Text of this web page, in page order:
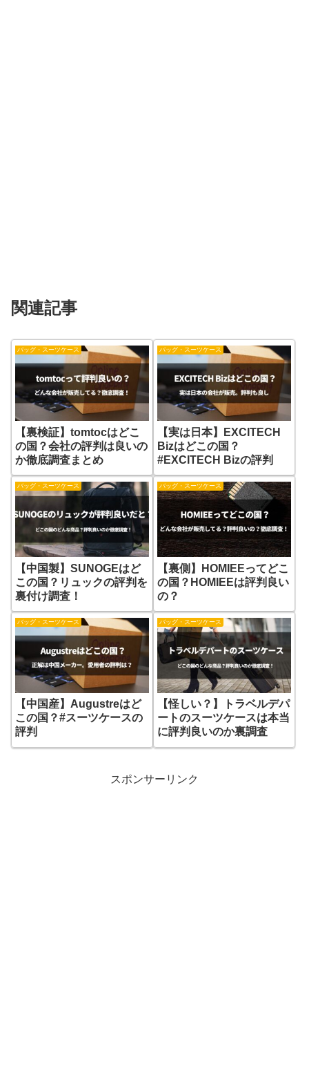
関連記事
バッグ・スーツケース
【裏検証】tomtocはどこ
の国？会社の評判は良いの
か徹底調査まとめ
バッグ・スーツケース
【実は日本】EXCITECH
Bizはどこの国？
#EXCITECH Bizの評判
バッグ・スーツケース
【中国製】SUNOGEはど
この国？リュックの評判を
裏付け調査！
バッグ・スーツケース
【裏側】HOMIEEってどこ
の国？HOMIEEは評判良い
の？
バッグ・スーツケース
【中国産】Augustreはど
この国？#スーツケースの
評判
バッグ・スーツケース
【怪しい？】トラベルデパ
ートのスーツケースは本当
に評判良いのか裏調査
スポンサーリンク